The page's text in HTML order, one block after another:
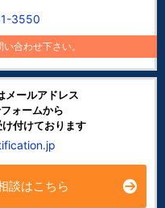
合わせ下さい。
メールアドレス
ォームから
付けております
談はこちら